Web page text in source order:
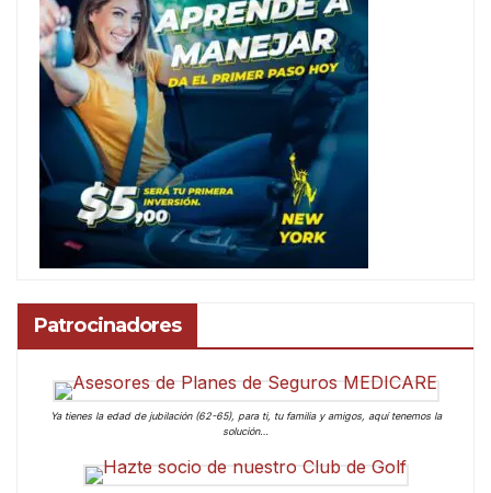
Patrocinadores
Ya tienes la edad de jubilación (62-65), para ti, tu familia y amigos, aquí tenemos la
solución…